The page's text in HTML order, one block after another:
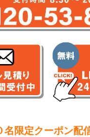
名限定クーポン配